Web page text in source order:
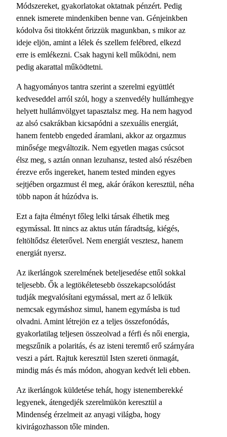
Módszereket, gyakorlatokat oktatnak pénzért. Pedig
ennek ismerete mindenkiben benne van. Génjeinkben
kódolva ősi titokként őrizzük magunkban, s mikor az
ideje eljön, amint a lélek és szellem felébred, elkezd
erre is emlékezni. Csak hagyni kell működni, nem
pedig akarattal működtetni.
A hagyományos tantra szerint a szerelmi együttlét
kedveseddel arról szól, hogy a szenvedély hullámhegye
helyett hullámvölgyet tapasztalsz meg. Ha nem hagyod
az alsó csakrákban kicsapódni a szexuális energiát,
hanem fentebb engeded áramlani, akkor az orgazmus
minősége megváltozik. Nem egyetlen magas csúcsot
élsz meg, s aztán onnan lezuhansz, tested alsó részében
érezve erős ingereket, hanem tested minden egyes
sejtjében orgazmust él meg, akár órákon keresztül, néha
több napon át húzódva is.
Ezt a fajta élményt főleg lelki társak élhetik meg
egymással. Itt nincs az aktus után fáradtság, kiégés,
feltöltődsz életerővel. Nem energiát vesztesz, hanem
energiát nyersz.
Az ikerlángok szerelmének beteljesedése ettől sokkal
teljesebb. Ők a legtökéletesebb összekapcsolódást
tudják megvalósítani egymással, mert az ő lelkük
nemcsak egymáshoz simul, hanem egymásba is tud
olvadni. Amint létrejön ez a teljes összefonódás,
gyakorlatilag teljesen összeolvad a férfi és női energia,
megszűnik a polaritás, és az isteni teremtő erő szárnyára
veszi a párt. Rajtuk keresztül Isten szereti önmagát,
mindig más és más módon, ahogyan kedvét leli ebben.
Az ikerlángok küldetése tehát, hogy istenemberekké
legyenek, átengedjék szerelmükön keresztül a
Mindenség érzelmeit az anyagi világba, hogy
kivirágozhasson tőle minden.